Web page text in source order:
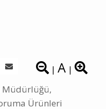
| A |
Müdürlüğü,
Ürünleri